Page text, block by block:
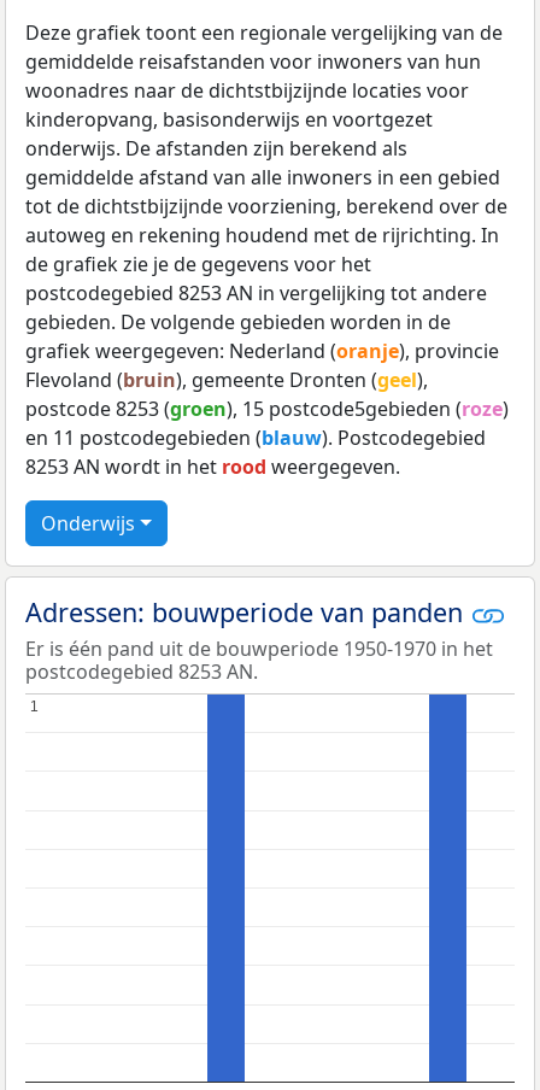
Deze grafiek toont een regionale vergelijking van de
gemiddelde reisafstanden voor inwoners van hun
woonadres naar de dichtstbijzijnde locaties voor
kinderopvang, basisonderwijs en voortgezet
onderwijs. De afstanden zijn berekend als
gemiddelde afstand van alle inwoners in een gebied
tot de dichtstbijzijnde voorziening, berekend over de
autoweg en rekening houdend met de rijrichting. In
de grafiek zie je de gegevens voor het
postcodegebied 8253 AN in vergelijking tot andere
gebieden. De volgende gebieden worden in de
grafiek weergegeven: Nederland (oranje), provincie
Flevoland (bruin), gemeente Dronten (geel),
postcode 8253 (groen), 15 postcode5gebieden (roze)
en 11 postcodegebieden (blauw). Postcodegebied
8253 AN wordt in het rood weergegeven.
Onderwijs
Adressen: bouwperiode van panden
Er is één pand uit de bouwperiode 1950-1970 in het
postcodegebied 8253 AN.
1
1